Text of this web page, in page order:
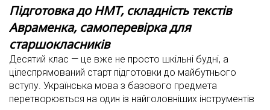
Підготовка до НМТ, складність текстів
Авраменка, самоперевірка для
старшокласників
Десятий клас — це вже не просто шкільні будні, а
цілеспрямований старт підготовки до майбутнього
вступу. Українська мова з базового предмета
перетворюється на один із найголовніших інструментів